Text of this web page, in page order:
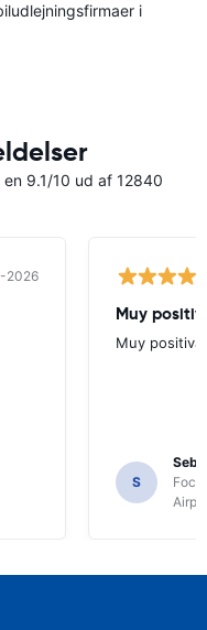
i
9.1/10 ud af 12840
2026
Muy
Muy positiva
S
Foco